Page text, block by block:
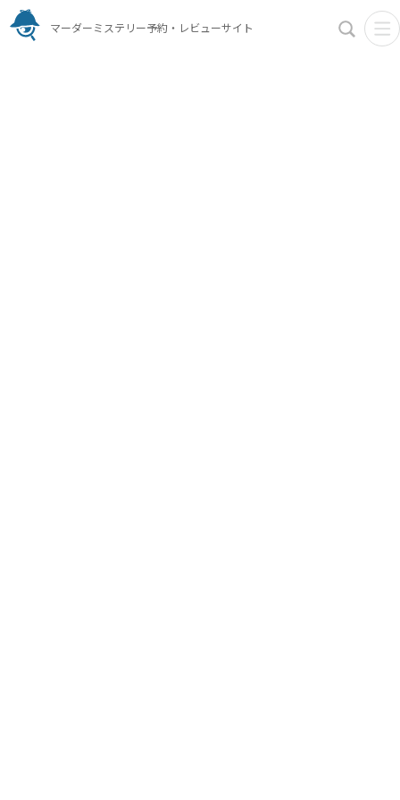
マーダーミステリー予約・レビューサイト